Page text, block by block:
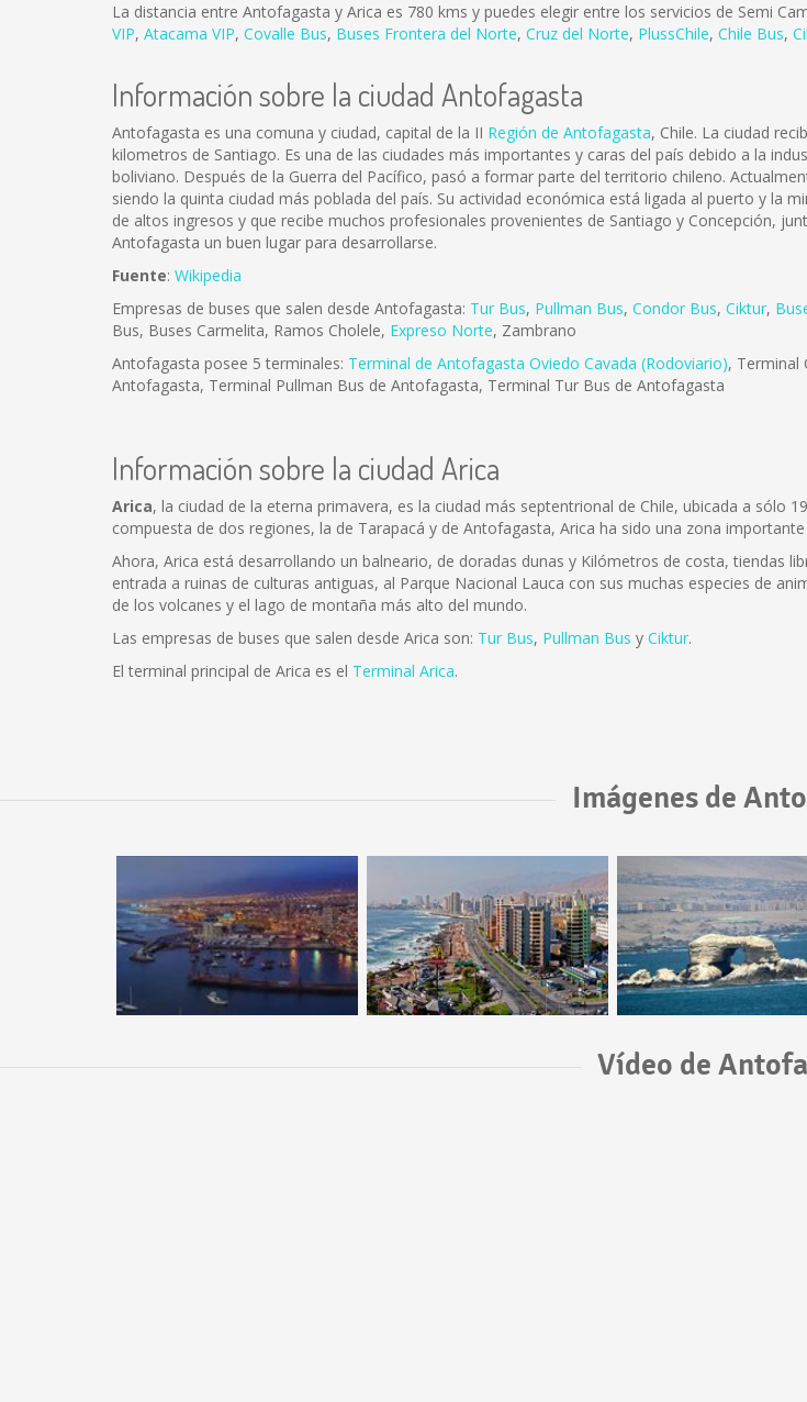
La distancia entre Antofagasta y Arica es 780 kms y puedes elegir entre los servicios de Semi
VIP, Atacama VIP, Covalle Bus, Buses Frontera del Norte, Cruz del Norte, PlussChile, Chile Bus,
Información sobre la ciudad Antofagasta
Antofagasta es una comuna y ciudad, capital de la II Región de Antofagasta, Chile. La ciudad
kilometros de Santiago. Es una de las ciudades más importantes y caras del país debido a la
boliviano. Después de la Guerra del Pacífico, pasó a formar parte del territorio chileno.
siendo la quinta ciudad más poblada del país. Su actividad económica está ligada al puerto y la
de altos ingresos y que recibe muchos profesionales provenientes de Santiago y Concepción,
Antofagasta un buen lugar para desarrollarse.
Fuente: Wikipedia
Empresas de buses que salen desde Antofagasta: Tur Bus, Pullman Bus, Condor Bus, Ciktur,
Bus, Buses Carmelita, Ramos Cholele, Expreso Norte, Zambrano
Antofagasta posee 5 terminales: Terminal de Antofagasta Oviedo Cavada (Rodoviario), Terminal
Antofagasta, Terminal Pullman Bus de Antofagasta, Terminal Tur Bus de Antofagasta
Información sobre la ciudad Arica
Arica, la ciudad de la eterna primavera, es la ciudad más septentrional de Chile, ubicada a sólo
compuesta de dos regiones, la de Tarapacá y de Antofagasta, Arica ha sido una zona
Ahora, Arica está desarrollando un balneario, de doradas dunas y Kilómetros de costa, tiendas
entrada a ruinas de culturas antiguas, al Parque Nacional Lauca con sus muchas especies de
de los volcanes y el lago de montaña más alto del mundo.
Las empresas de buses que salen desde Arica son: Tur Bus, Pullman Bus y Ciktur.
El terminal principal de Arica es el Terminal Arica.
Imágenes de
Vídeo de